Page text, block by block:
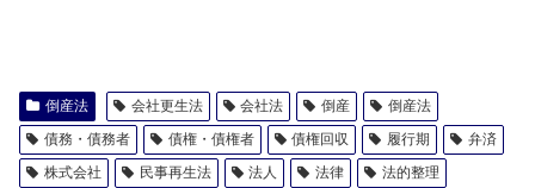
倒産法 会社更生法 会社法 倒産
倒産法
債務・債務者
債権・債権者 債権回収 履行期
弁済
株式会社
民事再生法 法人 法律
法的整理